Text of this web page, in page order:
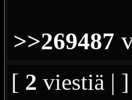
>>269487
[ 2 viestiä | ]